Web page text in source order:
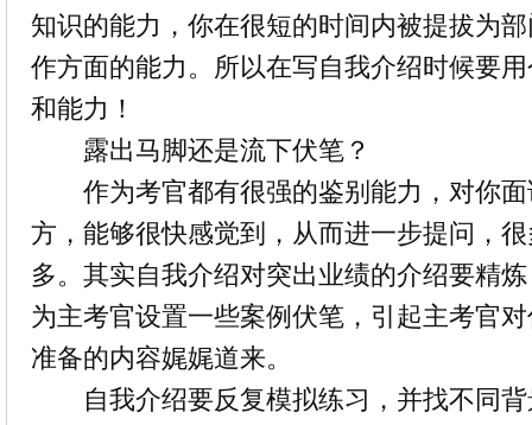
知识的能力，你在很短的时间内被提拔为
作方面的能力。所以在写自我介绍时候要
和能力！
露出马脚还是流下伏笔？
作为考官都有很强的鉴别能力，对你面
方，能够很快感觉到，从而进一步提问，
多。其实自我介绍对突出业绩的介绍要精
为主考官设置一些案例伏笔，引起主考官
准备的内容娓娓道来。
自我介绍要反复模拟练习，并找不同背